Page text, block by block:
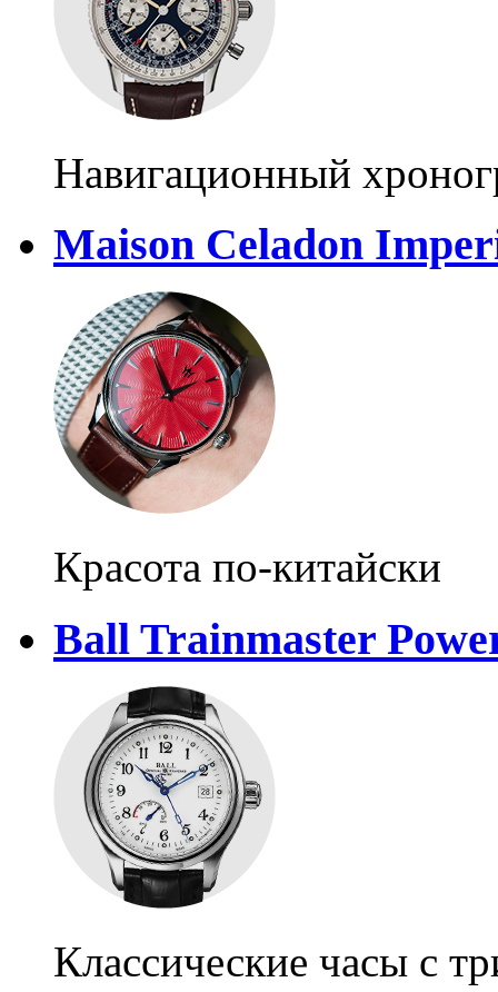
Навигационный
Maison Celadon
Красота по-китайски
Ball Trainmaster
Классические часы с